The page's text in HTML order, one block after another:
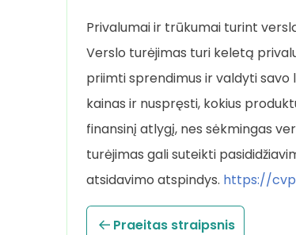
Privalumai ir trūkumai turint
Verslo turėjimas turi keletą
priimti sprendimus ir valdyti
kainas ir nuspręsti, kokius
finansinį atlygį, nes sėkmingas
turėjimas gali suteikti
atsidavimo atspindys. https://
Praeitas straipsnis